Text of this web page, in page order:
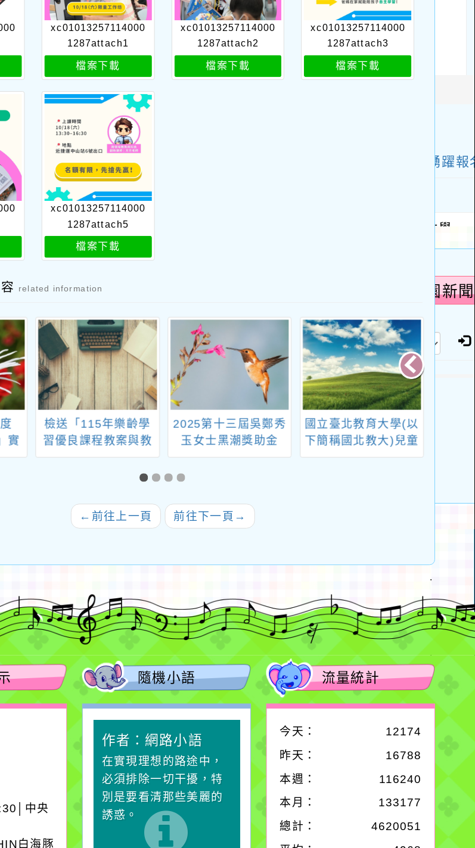
xc01013257114000
1287attach1
檔案下載
xc01013257114000
1287attach2
檔案下載
xc01013257114000
1287attach3
檔案下載
xc01013257114000
1287attach5
檔案下載
related information
實
檢送「115年樂齡學
習優良課程教案與教
材評選實施計畫」1
份，請貴中心踴躍參
2025第十三屆吳鄭秀
玉女士黑潮獎助金
國立臺北教育大學(以
下簡稱國北教大)兒童
英語教育學系協助教
← 前往上一頁 前往下一頁 →
中央
白海豚
隨機小語
路小語
鏡子。你對
作者：網路小語
在實現理想的路途中，
必須排除一切干擾，特
別是要看清那些美麗的
誘惑。
作者：網路小語
一杯清水因滴入一滴污
水而變污濁，一杯污水
卻不會因一滴清水的存
流量統計
今天：
12174
昨天：
16788
本週：
116240
本月：
133177
總計： 4620051